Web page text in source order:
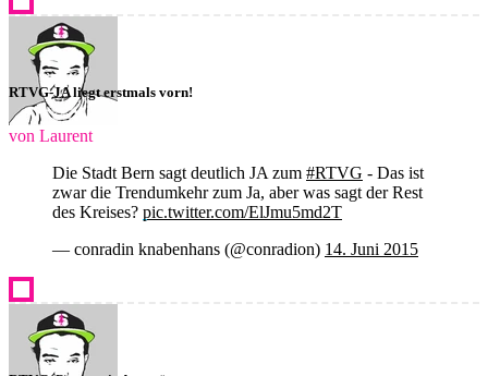
RTVG-JA liegt erstmals vorn!
von Laurent
Die Stadt Bern sagt deutlich JA zum #RTVG - Das ist
zwar die Trendumkehr zum Ja, aber was sagt der Rest
des Kreises? pic.twitter.com/ElJmu5md2T
— conradin knabenhans (@conradion) 14. Juni 2015